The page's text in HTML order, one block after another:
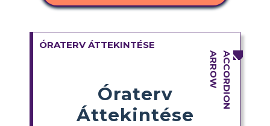
ÓRATERV ÁTTEKINTÉSE
Óraterv
Áttekintése